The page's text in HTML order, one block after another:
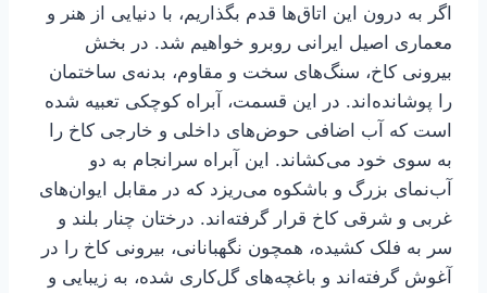
اگر به درون این اتاق‌ها قدم بگذاریم، با دنیایی از هنر و
معماری اصیل ایرانی روبرو خواهیم شد. در بخش
بیرونی کاخ، سنگ‌های سخت و مقاوم، بدنه‌ی ساختمان
را پوشانده‌اند. در این قسمت، آبراه کوچکی تعبیه شده
است که آب اضافی حوض‌های داخلی و خارجی کاخ را
به سوی خود می‌کشاند. این آبراه سرانجام به دو
آب‌نمای بزرگ و باشکوه می‌ریزد که در مقابل ایوان‌های
غربی و شرقی کاخ قرار گرفته‌اند. درختان چنار بلند و
سر به فلک کشیده، همچون نگهبانانی، بیرونی کاخ را در
آغوش گرفته‌اند و باغچه‌های گل‌کاری شده، به زیبایی و